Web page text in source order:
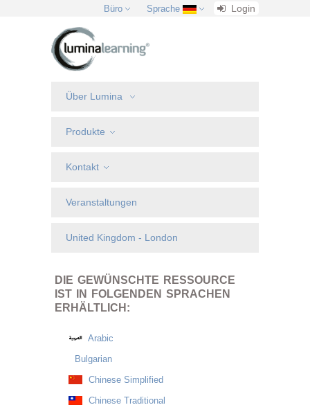
Büro Sprache Login
Über Lumina
Produkte
Kontakt
Veranstaltungen
United Kingdom - London
DIE GEWÜNSCHTE RESSOURCE
IST IN FOLGENDEN SPRACHEN
ERHÄLTLICH:
Arabic
Bulgarian
Chinese Simplified
Chinese Traditional